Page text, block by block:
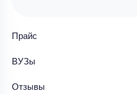
Прайс
ВУЗы
Отзывы